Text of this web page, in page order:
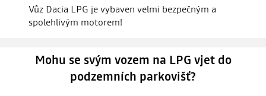
Vůz Dacia LPG je vybaven velmi bezpečným a
spolehlivým motorem!
Mohu se svým vozem na LPG vjet do
podzemních parkovišť?